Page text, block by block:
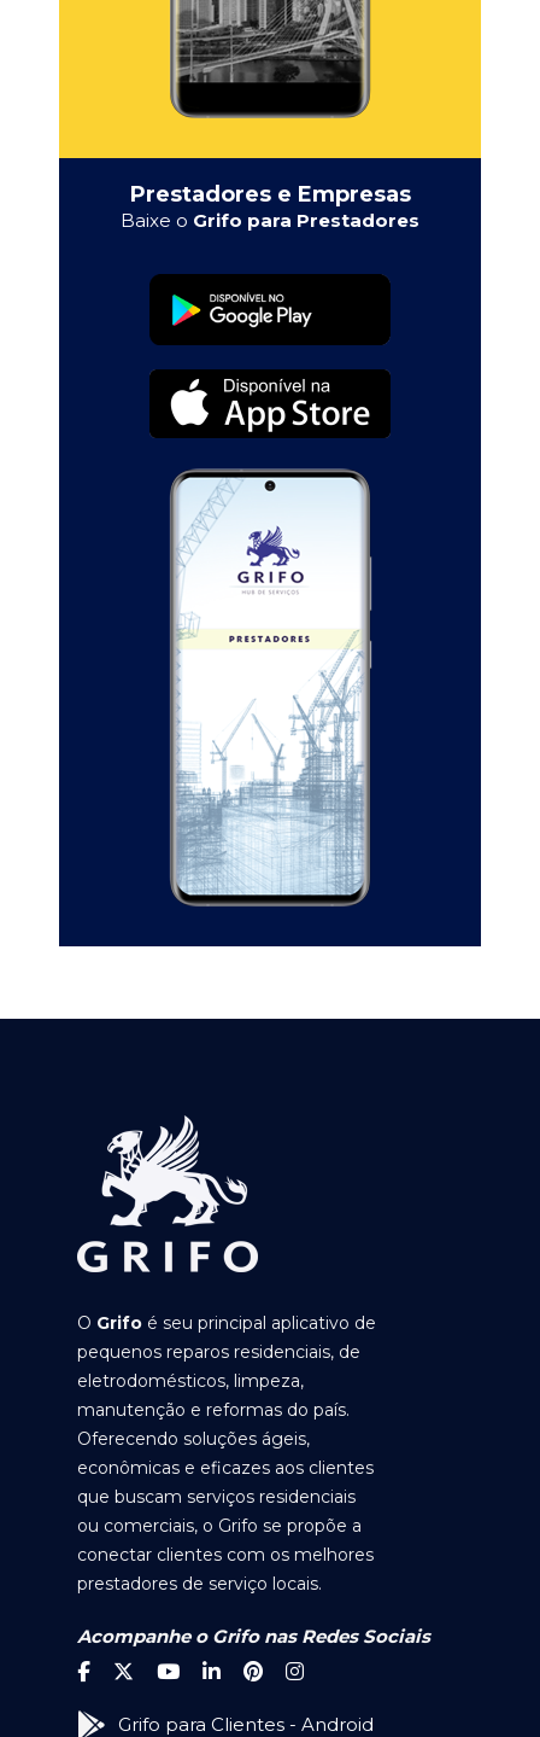
Prestadores e Empresas
Baixe o Grifo para Prestadores
O Grifo é seu principal aplicativo de
pequenos reparos residenciais, de
eletrodomésticos, limpeza,
manutenção e reformas do país.
Oferecendo soluções ágeis,
econômicas e eficazes aos clientes
que buscam serviços residenciais
ou comerciais, o Grifo se propõe a
conectar clientes com os melhores
prestadores de serviço locais.
Acompanhe o Grifo nas Redes Sociais
Grifo para Clientes - Android